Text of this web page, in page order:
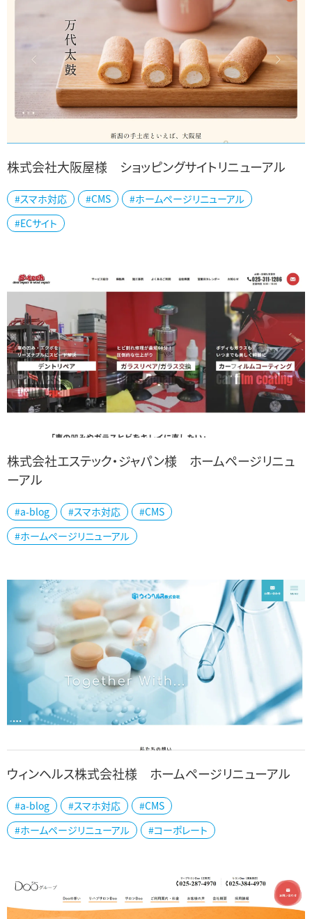
新潟県内に多店舗展開されている和洋菓子店の株式会社大阪屋様
の公式ショッピングサイトを制作しました。 老舗菓子店の大阪屋様は
株式会社大阪屋様 ショッピングサイトリニューアル
#スマホ対応 #CMS
#ホームページリニューアル
#ECサイト
新潟市西区の株式会社エステック・ジャパン様の公式ホームページを
制作しました。 自動車のフロントガラスのリペア・交換、凹みのデント
リペア、フィルムコーティングを...
株式会社エステック・ジャパン様 ホームページリニュ
ーアル
#a-blog #スマホ対応
#CMS
#ホームページリニューアル
奈良県のウィンヘルス株式会社様の公式ホームページをリニューア
ルしました。 ワキ製薬株式会社のグループ会社で、サプリメントのOEM
ウィンヘルス株式会社様 ホームページリニューアル
#a-blog #スマホ対応
#CMS
#ホームページリニューアル
#コーポレート